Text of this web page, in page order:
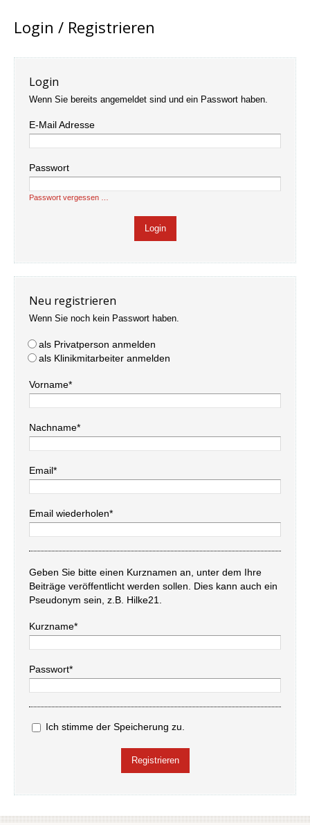
Login / Registrieren
Login
Wenn Sie bereits angemeldet sind und ein Passwort haben.
E-Mail Adresse
Passwort
Passwort vergessen …
Neu registrieren
Wenn Sie noch kein Passwort haben.
als Privatperson anmelden
als Klinikmitarbeiter anmelden
Vorname*
Nachname*
Email*
Email wiederholen*
Geben Sie bitte einen Kurznamen an, unter dem Ihre
Beiträge veröffentlicht werden sollen. Dies kann auch ein
Pseudonym sein, z.B. Hilke21.
Kurzname*
Passwort*
Ich stimme der Speicherung zu.